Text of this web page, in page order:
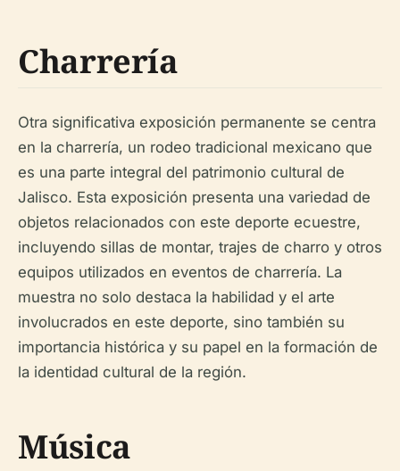
Charrería
Otra significativa exposición permanente se centra
en la charrería, un rodeo tradicional mexicano que
es una parte integral del patrimonio cultural de
Jalisco. Esta exposición presenta una variedad de
objetos relacionados con este deporte ecuestre,
incluyendo sillas de montar, trajes de charro y otros
equipos utilizados en eventos de charrería. La
muestra no solo destaca la habilidad y el arte
involucrados en este deporte, sino también su
importancia histórica y su papel en la formación de
la identidad cultural de la región.
Música